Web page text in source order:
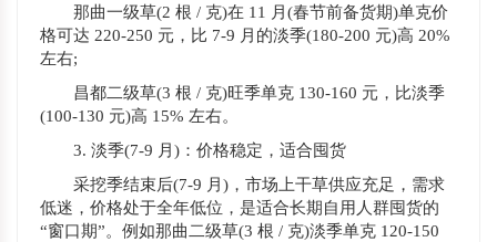
那曲一级草(2 根 / 克)在 11 月(春节前备货期)单克价
格可达 220-250 元，比 7-9 月的淡季(180-200 元)高 20%
左右;
昌都二级草(3 根 / 克)旺季单克 130-160 元，比淡季
(100-130 元)高 15% 左右。
3. 淡季(7-9 月)：价格稳定，适合囤货
采挖季结束后(7-9 月)，市场上干草供应充足，需求
低迷，价格处于全年低位，是适合长期自用人群囤货的
“窗口期”。例如那曲二级草(3 根 / 克)淡季单克 120-150